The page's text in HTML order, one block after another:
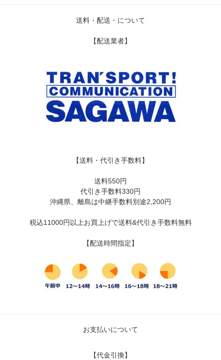
送料・配送・について
【配送業者】
【送料・代引き手数料】
送料550円
代引き手数料330円
沖縄県、離島は中継手数料別途2,200円
税込11000円以上お買上げで送料&代引き手数料無料
【配送時間指定】
お支払いについて
【代金引換】